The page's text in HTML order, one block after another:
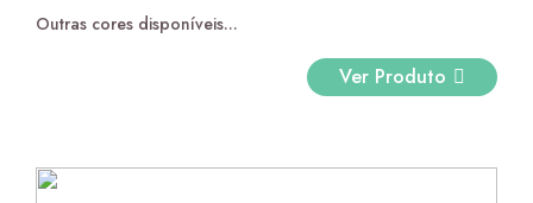
range:
Outras cores disponíveis...
Ver Produto